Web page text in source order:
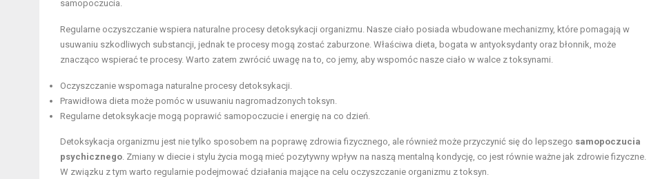
samopoczucia.
Regularne oczyszczanie wspiera naturalne procesy detoksykacji organizmu. Nasze ciało posiada wbudowane mechanizmy, które pomagają w
usuwaniu szkodliwych substancji, jednak te procesy mogą zostać zaburzone. Właściwa dieta, bogata w antyoksydanty oraz błonnik, może
znacząco wspierać te procesy. Warto zatem zwrócić uwagę na to, co jemy, aby wspomóc nasze ciało w walce z toksynami.
Oczyszczanie wspomaga naturalne procesy detoksykacji.
Prawidłowa dieta może pomóc w usuwaniu nagromadzonych toksyn.
Regularne detoksykacje mogą poprawić samopoczucie i energię na co dzień.
Detoksykacja organizmu jest nie tylko sposobem na poprawę zdrowia fizycznego, ale również może przyczynić się do lepszego samopoczucia
psychicznego. Zmiany w diecie i stylu życia mogą mieć pozytywny wpływ na naszą mentalną kondycję, co jest równie ważne jak zdrowie fizyczne.
W związku z tym warto regularnie podejmować działania mające na celu oczyszczanie organizmu z toksyn.